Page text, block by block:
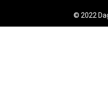
© 2022